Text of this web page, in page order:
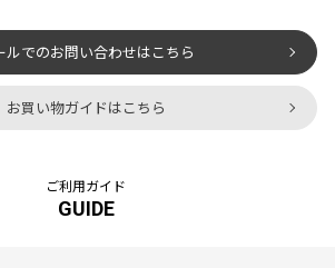
ルでのお問い合わせはこちら
お買い物ガイドはこちら
ご利用ガイド
GUIDE